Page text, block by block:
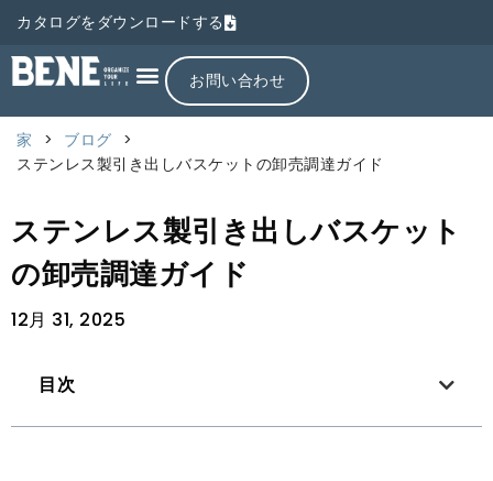
カタログをダウンロードする
お問い合わせ
家 > ブログ >
ステンレス製引き出しバスケットの卸売調達ガイド
ステンレス製引き出しバスケット
の卸売調達ガイド
12月 31, 2025
目次